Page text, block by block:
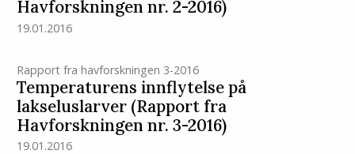
Havforskningen nr. 2-2016)
19.01.2016
Rapport fra havforskningen 3-2016
Temperaturens innflytelse på
lakseluslarver (Rapport fra
Havforskningen nr. 3-2016)
19.01.2016